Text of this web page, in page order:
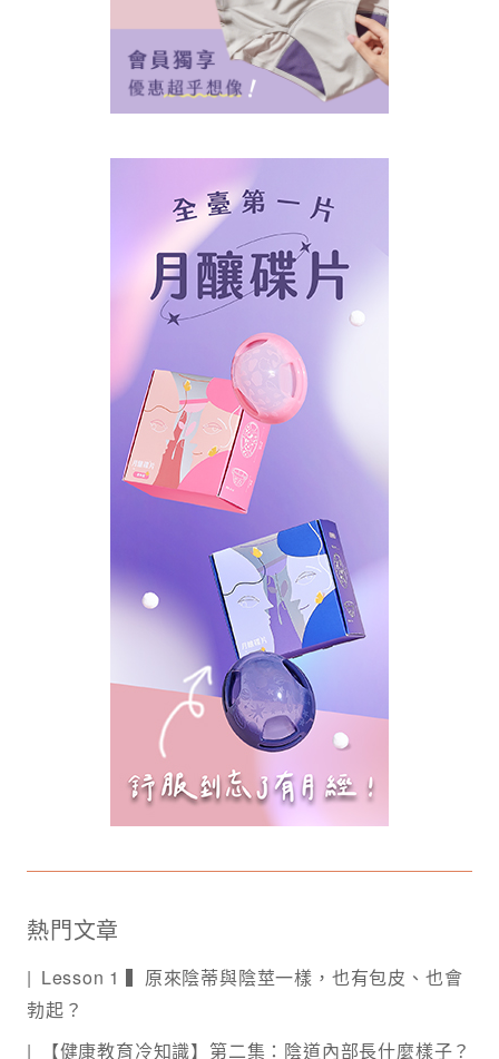
熱門文章
Lesson 1 ▍原來陰蒂與陰莖一樣，也有包皮、也會
勃起？
【健康教育冷知識】第二集：陰道內部長什麼樣子？